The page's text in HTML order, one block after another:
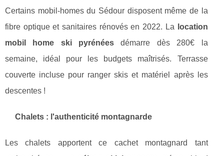
Certains mobil-homes du Sédour disposent même de la
fibre optique et sanitaires rénovés en 2022. La
location
mobil home ski pyrénées démarre dès 280€ la
semaine, idéal pour les budgets maîtrisés. Terrasse
couverte incluse pour ranger skis et matériel après les
descentes !
Chalets : l'authenticité montagnarde
Les chalets apportent ce cachet montagnard tant